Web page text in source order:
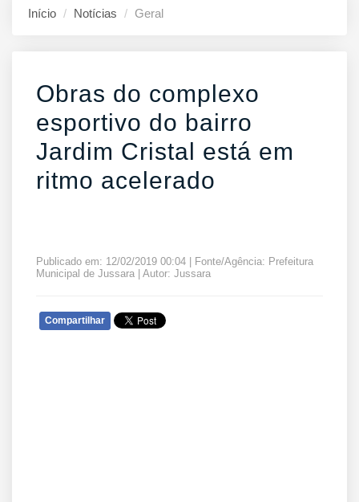
Início Notícias Geral
Obras do complexo
esportivo do bairro
Jardim Cristal está em
ritmo acelerado
Publicado em: 12/02/2019 00:04 | Fonte/Agência: Prefeitura
Municipal de Jussara | Autor: Jussara
Compartilhar